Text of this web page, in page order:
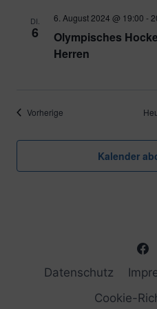
DI.
6
Olympisches
Herren
6. August 2024 @ 19:00 -
Vorherige
Kalender
Datenschutz
Cookie-